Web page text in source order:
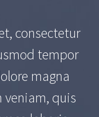
consectetur
tempor
magna
quis